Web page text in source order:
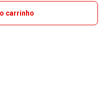
carrinho